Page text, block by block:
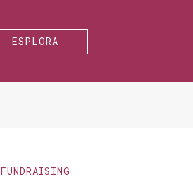
ESPLORA
FUNDRAISING